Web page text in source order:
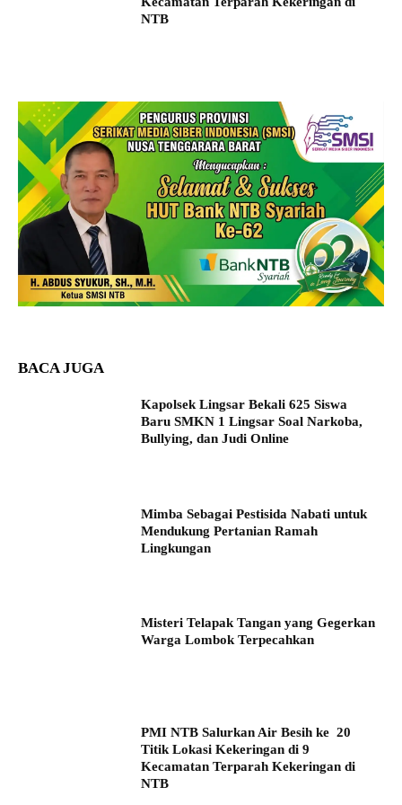
NTB
BACA JUGA
Kapolsek Lingsar Bekali 625 Siswa
Baru SMKN 1 Lingsar Soal Narkoba,
Bullying, dan Judi Online
Mimba Sebagai Pestisida Nabati untuk
Mendukung Pertanian Ramah
Lingkungan
Misteri Telapak Tangan yang Gegerkan
Warga Lombok Terpecahkan
PMI NTB Salurkan Air Besih ke 20
Titik Lokasi Kekeringan di 9
Kecamatan Terparah Kekeringan di
NTB